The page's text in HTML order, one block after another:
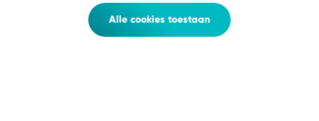
Alle cookies toestaan